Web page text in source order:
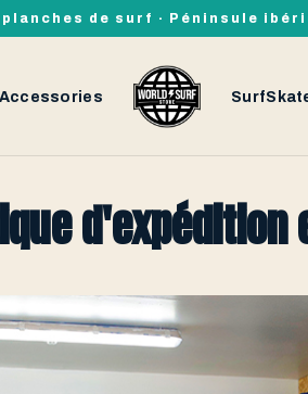
de surf · Péninsule
Accessories
d'expédition